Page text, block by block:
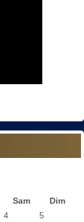
Sam
Dim
4
5